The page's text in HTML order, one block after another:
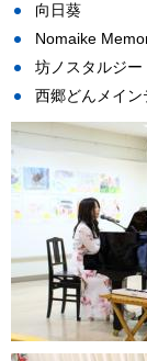
向日葵
Nomaike
坊ノスタルジー
西郷どんメイン